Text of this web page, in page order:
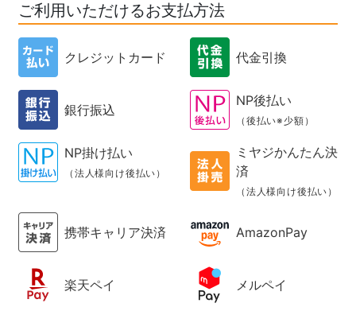
ご利用いただけるお支払方法
クレジットカード 代金引換
銀行振込
NP後払い
（後払い※少額）
NP掛け払い
（法人様向け後払い）
ミヤジかんたん決
済
（法人様向け後払い）
携帯キャリア決済 AmazonPay
楽天ペイ メルペイ